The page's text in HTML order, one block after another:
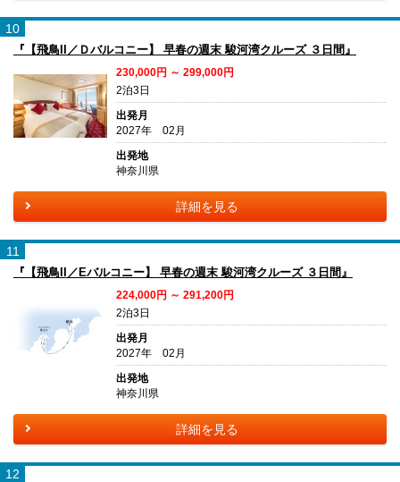
10
『【飛鳥II／Ｄバルコニー】 早春の週末 駿河湾クルーズ ３日間』
230,000円 ～ 299,000円
2泊3日
出発月
2027年 02月
出発地
神奈川県
詳細を見る
11
『【飛鳥II／Eバルコニー】 早春の週末 駿河湾クルーズ ３日間』
224,000円 ～ 291,200円
2泊3日
出発月
2027年 02月
出発地
神奈川県
詳細を見る
12